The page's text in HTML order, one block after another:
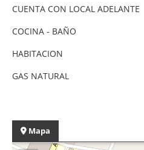
CUENTA CON LOCAL ADELANTE
COCINA - BAÑO
HABITACION
GAS NATURAL
Mapa